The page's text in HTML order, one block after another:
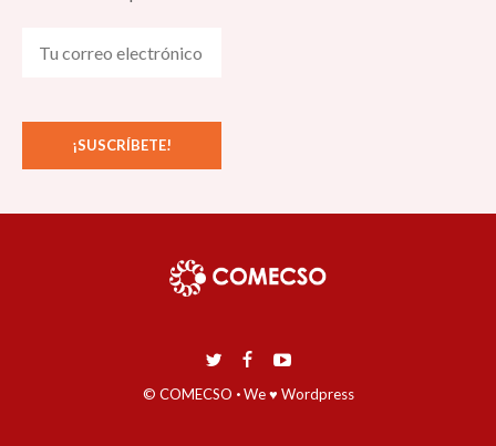
© COMECSO ·We ♥ Wordpress